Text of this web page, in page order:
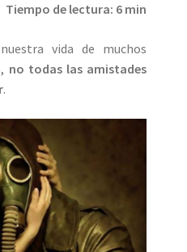
Tiempo de lectura: 6 min
vida de muchos
no todas las amistades
.